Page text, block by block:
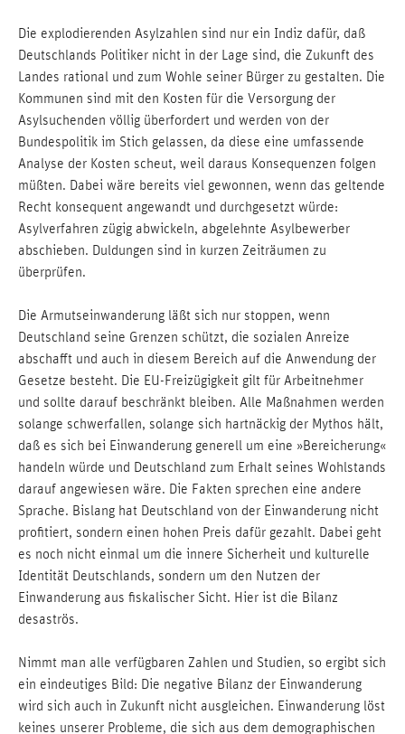
Die explodierenden Asylzahlen sind nur ein Indiz dafür, daß
Deutschlands Politiker nicht in der Lage sind, die Zukunft des
Landes rational und zum Wohle seiner Bürger zu gestalten. Die
Kommunen sind mit den Kosten für die Versorgung der
Asylsuchenden völlig überfordert und werden von der
Bundespolitik im Stich gelassen, da diese eine umfassende
Analyse der Kosten scheut, weil daraus Konsequenzen folgen
müßten. Dabei wäre bereits viel gewonnen, wenn das geltende
Recht konsequent angewandt und durchgesetzt würde:
Asylverfahren zügig abwickeln, abgelehnte Asylbewerber
abschieben. Duldungen sind in kurzen Zeiträumen zu
überprüfen.
Die Armutseinwanderung läßt sich nur stoppen, wenn
Deutschland seine Grenzen schützt, die sozialen Anreize
abschafft und auch in diesem Bereich auf die Anwendung der
Gesetze besteht. Die EU-Freizügigkeit gilt für Arbeitnehmer
und sollte darauf beschränkt bleiben. Alle Maßnahmen werden
solange schwerfallen, solange sich hartnäckig der Mythos hält,
daß es sich bei Einwanderung generell um eine »Bereicherung«
handeln würde und Deutschland zum Erhalt seines Wohlstands
darauf angewiesen wäre. Die Fakten sprechen eine andere
Sprache. Bislang hat Deutschland von der Einwanderung nicht
profitiert, sondern einen hohen Preis dafür gezahlt. Dabei geht
es noch nicht einmal um die innere Sicherheit und kulturelle
Identität Deutschlands, sondern um den Nutzen der
Einwanderung aus fiskalischer Sicht. Hier ist die Bilanz
desaströs.
Nimmt man alle verfügbaren Zahlen und Studien, so ergibt sich
ein eindeutiges Bild: Die negative Bilanz der Einwanderung
wird sich auch in Zukunft nicht ausgleichen. Einwanderung löst
keines unserer Probleme, die sich aus dem demographischen